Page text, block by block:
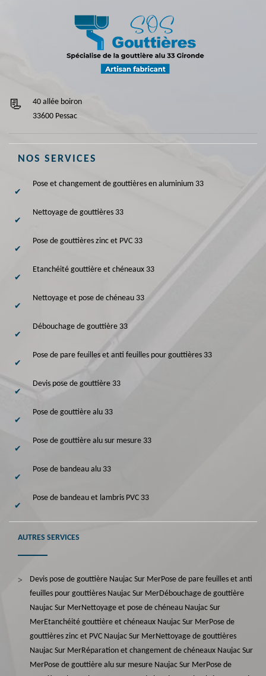
40 allée boiron
33600 Pessac
NOS SERVICES
Pose et changement de gouttières en aluminium 33
Nettoyage de gouttières 33
Pose de gouttières zinc et PVC 33
Etanchéité gouttière et chéneaux 33
Nettoyage et pose de chéneau 33
Débouchage de gouttière 33
Pose de pare feuilles et anti feuilles pour gouttières 33
Devis pose de gouttière 33
Pose de gouttière alu 33
Pose de gouttière alu sur mesure 33
Pose de bandeau alu 33
Pose de bandeau et lambris PVC 33
AUTRES SERVICES
Devis pose de gouttière Naujac Sur MerPose de pare feuilles et anti
feuilles pour gouttières Naujac Sur MerDébouchage de gouttière
Naujac Sur MerNettoyage et pose de chéneau Naujac Sur
MerEtanchéité gouttière et chéneaux Naujac Sur MerPose de
gouttières zinc et PVC Naujac Sur MerNettoyage de gouttières
Naujac Sur MerRéparation et changement de chéneaux Naujac Sur
MerPose de gouttière alu sur mesure Naujac Sur MerPose de